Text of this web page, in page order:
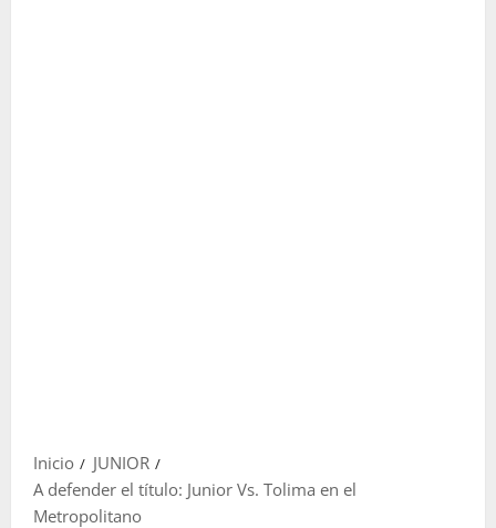
Inicio
JUNIOR
A defender el título: Junior Vs. Tolima en el
Metropolitano